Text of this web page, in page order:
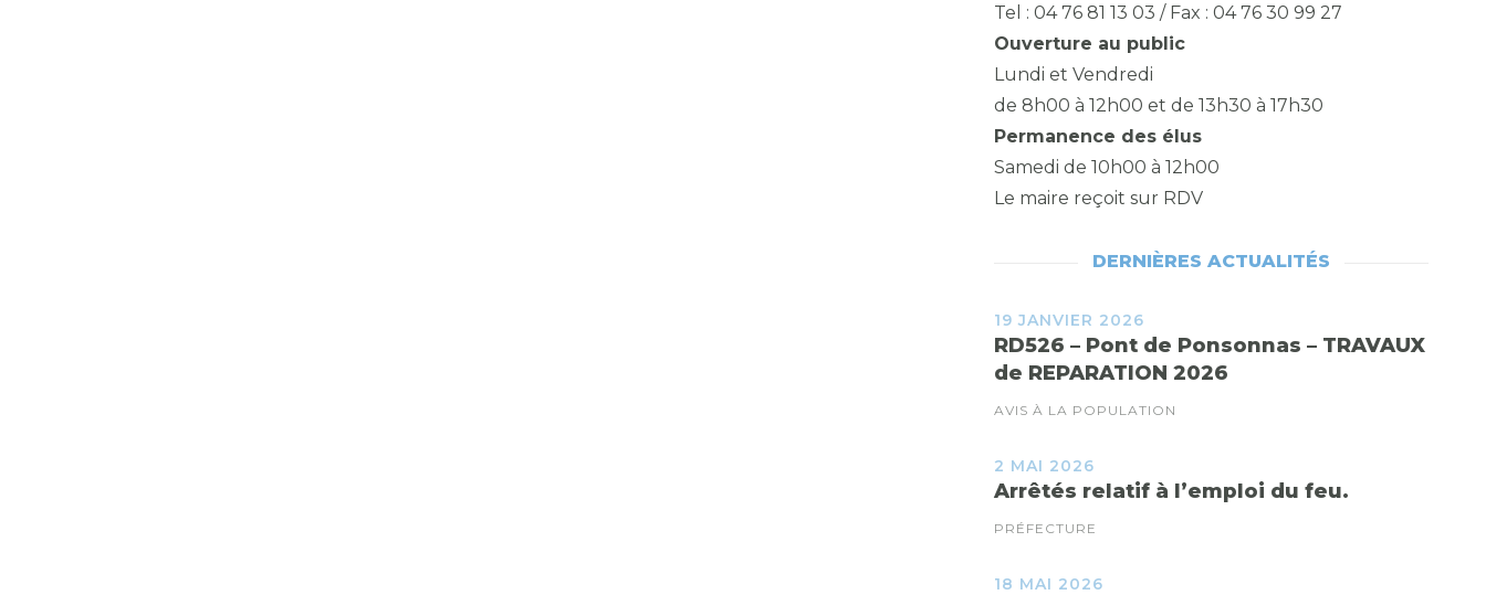
Tel : 04 76 81 13 03 / Fax : 04 76 30 99 27
Ouverture au public
Lundi et Vendredi
de 8h00 à 12h00 et de 13h30 à 17h30
Permanence des élus
Samedi de 10h00 à 12h00
Le maire reçoit sur RDV
DERNIÈRES ACTUALITÉS
19 JANVIER 2026
RD526 – Pont de Ponsonnas – TRAVAUX
de REPARATION 2026
AVIS À LA POPULATION
2 MAI 2026
Arrêtés relatif à l’emploi du feu.
PRÉFECTURE
18 MAI 2026